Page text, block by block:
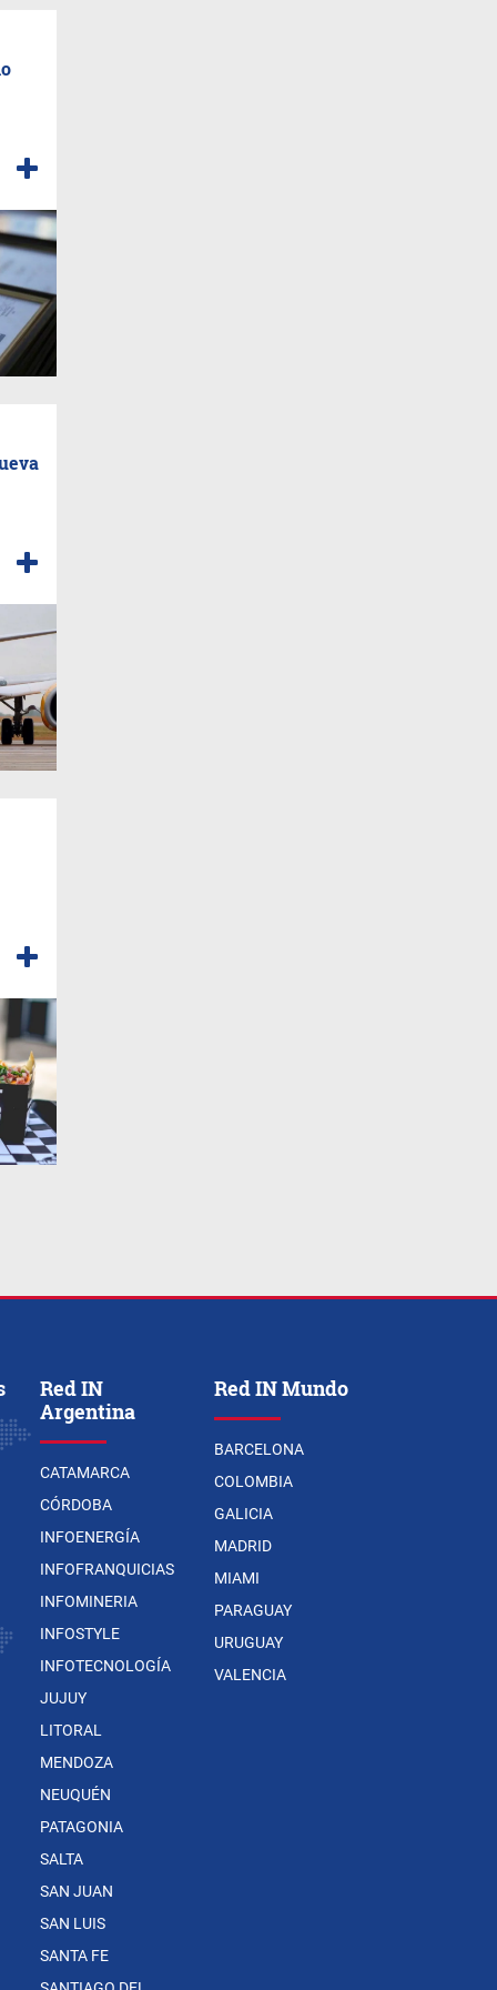
Red IN
Argentina
CATAMARCA
CÓRDOBA
INFOENERGÍA
INFOFRANQUICIAS
INFOMINERIA
INFOSTYLE
INFOTECNOLOGÍA
JUJUY
LITORAL
MENDOZA
NEUQUÉN
PATAGONIA
SALTA
SAN JUAN
SAN LUIS
SANTA FE
Red IN Mundo
BARCELONA
COLOMBIA
GALICIA
MADRID
MIAMI
PARAGUAY
URUGUAY
VALENCIA